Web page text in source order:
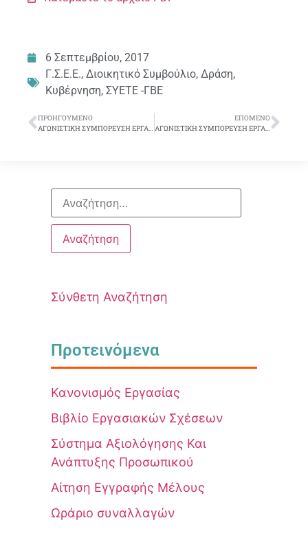
6 Σεπτεμβρίου, 2017
Γ.Σ.Ε.Ε., Διοικητικό Συμβούλιο, Δράση,
Κυβέρνηση, ΣΥΕΤΕ -ΓΒΕ
ΠΡΟΗΓΟΎΜΕΝΟ
ΑΓΩΝΙΣΤΙΚΗ ΣΥΜΠΟΡΕΥΣΗ ΕΡΓΑΖΟΜΕΝΩΝ ΚΑΙ ΣΥΝΤΑΞΙΟΥΧΩΝ ΓΙΑ ΤΟΝ Λ.Ε.Π.Ε.Τ.Ε., ΤΟ Τ.Υ.Π.Ε.Τ.,ΤΙΣ ΖΩΕΣ ΜΑΣ…
ΕΠΌΜΕΝΟ
ΑΓΩΝΙΣΤΙΚΗ ΣΥΜΠΟΡΕΥΣΗ ΕΡΓΑΖΟΜΕΝΩΝ ΚΑΙ ΣΥΝΤΑΞΙΟΥΧΩΝ ΓΙΑ ΤΟΝ Λ.Ε.Π.Ε.Τ.Ε., ΤΟ Τ.Υ.Π.Ε.Τ.,ΤΙΣ ΖΩΕΣ ΜΑΣ…
Σύνθετη Αναζήτηση
Προτεινόμενα
Κανονισμός Εργασίας
Βιβλίο Εργασιακών Σχέσεων
Σύστημα Αξιολόγησης Και
Ανάπτυξης Προσωπικού
Αίτηση Εγγραφής Μέλους
Ωράριο συναλλαγών